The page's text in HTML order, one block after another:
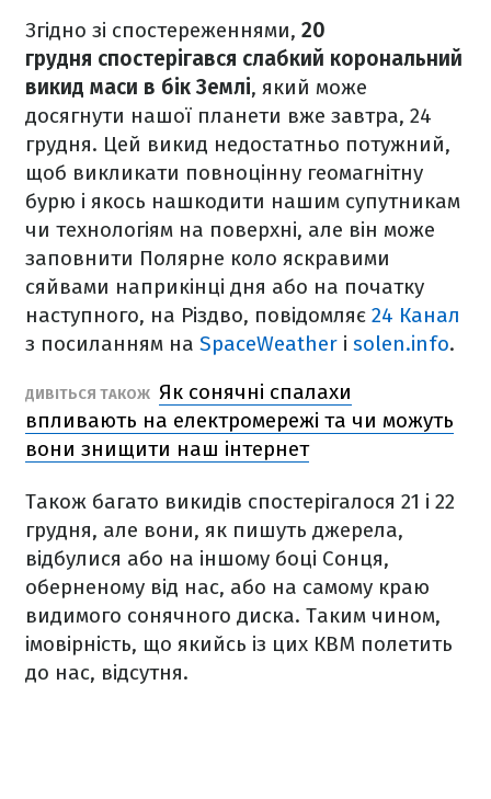
Згідно зі спостереженнями, 20
грудня спостерігався слабкий корональний
викид маси в бік Землі, який може
досягнути нашої планети вже завтра, 24
грудня. Цей викид недостатньо потужний,
щоб викликати повноцінну геомагнітну
бурю і якось нашкодити нашим супутникам
чи технологіям на поверхні, але він може
заповнити Полярне коло яскравими
сяйвами наприкінці дня або на початку
наступного, на Різдво, повідомляє 24 Канал
з посиланням на SpaceWeather і solen.info.
ДИВІТЬСЯ ТАКОЖ Як сонячні спалахи
впливають на електромережі та чи можуть
вони знищити наш інтернет
Також багато викидів спостерігалося 21 і 22
грудня, але вони, як пишуть джерела,
відбулися або на іншому боці Сонця,
оберненому від нас, або на самому краю
видимого сонячного диска. Таким чином,
імовірність, що якийсь із цих КВМ полетить
до нас, відсутня.